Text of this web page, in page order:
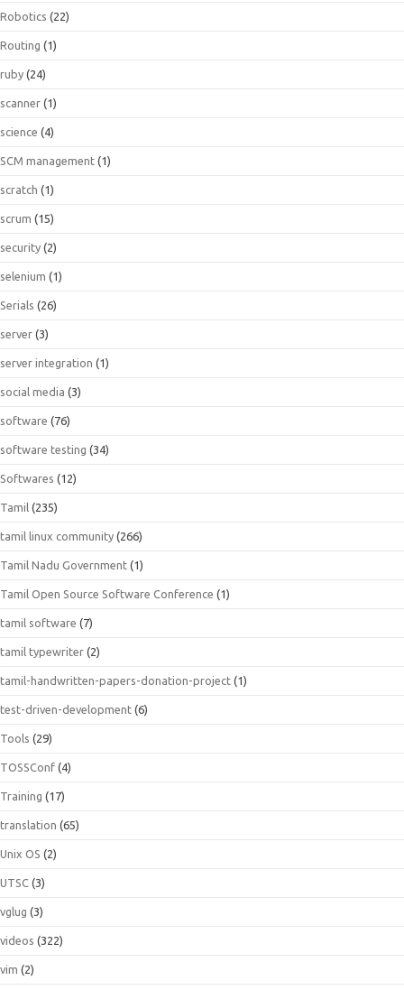
Robotics (22)
Routing (1)
ruby (24)
scanner (1)
science (4)
SCM management (1)
scratch (1)
scrum (15)
security (2)
selenium (1)
Serials (26)
server (3)
server integration (1)
social media (3)
software (76)
software testing (34)
Softwares (12)
Tamil (235)
tamil linux community (266)
Tamil Nadu Government (1)
Tamil Open Source Software Conference (1)
tamil software (7)
tamil typewriter (2)
tamil-handwritten-papers-donation-project (1)
test-driven-development (6)
Tools (29)
TOSSConf (4)
Training (17)
translation (65)
Unix OS (2)
UTSC (3)
vglug (3)
videos (322)
vim (2)